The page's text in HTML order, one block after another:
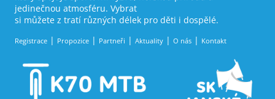
jedinečnou atmosféru. Vybrat
si můžete z tratí různých délek pro děti i dospělé.
Registrace Propozice Partneři Aktuality O nás Kontakt